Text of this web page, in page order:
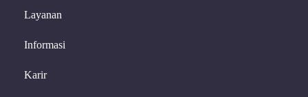
Layanan
Informasi
Karir